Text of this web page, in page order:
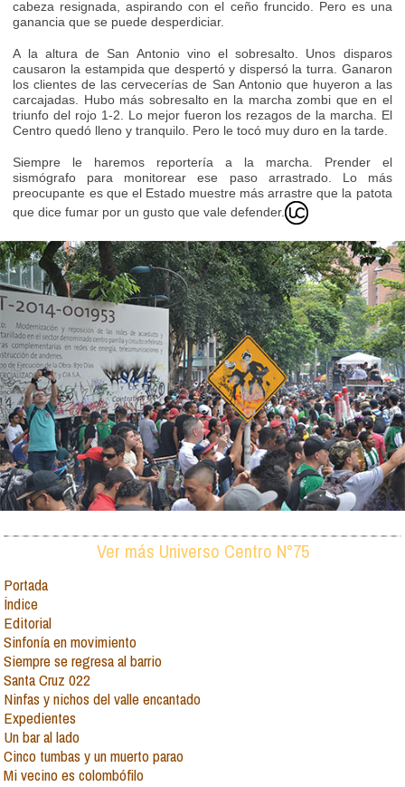
cabeza resignada, aspirando con el ceño fruncido. Pero es una
ganancia que se puede desperdiciar.
A la altura de San Antonio vino el sobresalto. Unos disparos
causaron la estampida que despertó y dispersó la turra. Ganaron
los clientes de las cervecerías de San Antonio que huyeron a las
carcajadas. Hubo más sobresalto en la marcha zombi que en el
triunfo del rojo 1-2. Lo mejor fueron los rezagos de la marcha. El
Centro quedó lleno y tranquilo. Pero le tocó muy duro en la tarde.
Siempre le haremos reportería a la marcha. Prender el
sismógrafo para monitorear ese paso arrastrado. Lo más
preocupante es que el Estado muestre más arrastre que la patota
que dice fumar por un gusto que vale defender.
Ver más Universo Centro N°75
Portada
Índice
Editorial
Sinfonía en movimiento
Siempre se regresa al barrio
Santa Cruz 022
Ninfas y nichos del valle encantado
Expedientes
Un bar al lado
Cinco tumbas y un muerto parao
Mi vecino es colombófilo